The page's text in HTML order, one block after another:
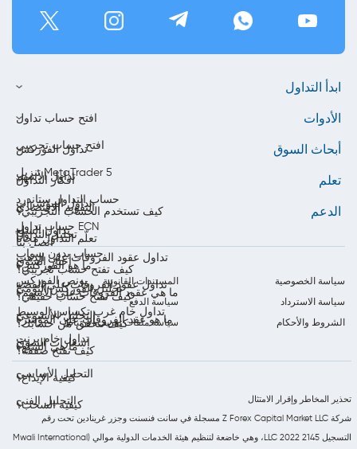
المستندات القانونية
سياسة الخصوصية
سياسة الدفع
سياسة الاسترداد
سياسة ملفات تعريف الارتباط
الشروط والأحكام
ابدأ التداول
افتح حساب تداول
افتح حساب تجريبي
تنزيل MetaTrader 5
حساب التداول ستاندرد
حساب تداول ECN
حساب بدون سواب
بونص الفوركس
الأدوات
تداول الفوركس
تداول الأسهم
تداول المؤشرات
تداول السلع
تداول عقود الفروقات على الذهب
تداول عقود الفروقات على الفضة
تداول خام غرب تكساس الوسيط
تداول خام برنت
أبحاث السوق
أفكار التداول
التقويم الاقتصادي
تحليل التداول
أخبار السوق
تحليل الفوركس اليومي
التحليل الأسبوعي
إشعارات السوق
تعلم
كيف تستخدم الحساب التجريبي؟
تعلّم التداول مجاناً
ما هو الفوركس؟
ما هي عقود الفروقات على الأسهم؟
ما هو عقد الفروقات على المؤشر؟
ما هي السلع؟
التحليل الأساسي
التحليل الفني
الدعم
اتصل بنا
كيف تفتح حساب تجريبي؟
كيف تفتح حساب حقيقي؟
كيف تتحقق من حسابك؟
كيف تفتح صفقة؟
كيفية الإيداع؟
كيفية السحب؟
تحذير المخاطر وإقرار الامتثال
شركة Z Forex Capital Market LLC مسجلة في سانت فنسنت وجزر غرينادين تحت رقم
التسجيل 2145 LLC 2022، وهي خاضعة لتنظيم هيئة الخدمات الدولية موالي (Mwali International